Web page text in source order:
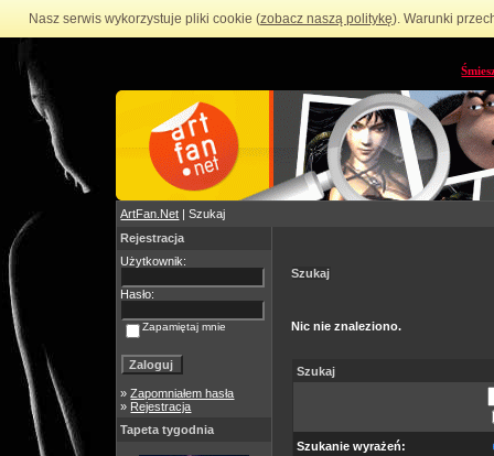
Nasz serwis wykorzystuje pliki cookie (zobacz naszą politykę). Warunki
ArtFan.Net | Szukaj
Rejestracja
Użytkownik:
Hasło:
Zapamiętaj mnie
»Zapomniałem hasła
» Rejestracja
Tapeta tygodnia
Szukaj
Nic nie znaleziono.
Szukaj
Szukanie wyrażeń: